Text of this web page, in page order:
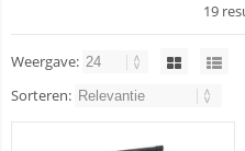
19
Weergave:
Sorteren: